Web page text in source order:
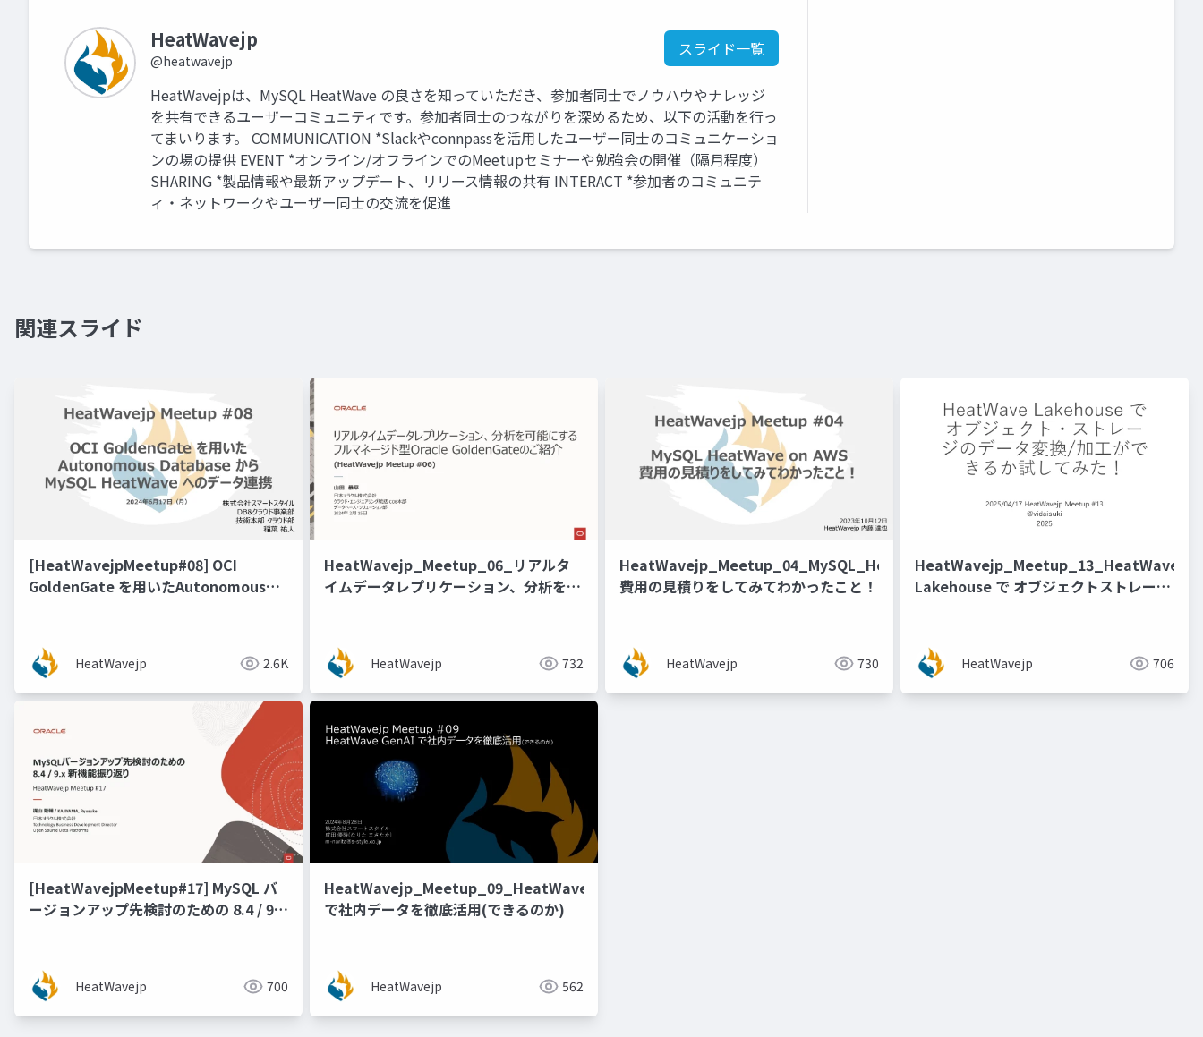
HeatWavejp
@heatwavejp
スライド一覧
HeatWavejpは、MySQL HeatWave の良さを知っていただき、参加者同士でノウハウやナレッジ
を共有できるユーザーコミュニティです。参加者同士のつながりを深めるため、以下の活動を行っ
てまいります。 COMMUNICATION *Slackやconnpassを活用したユーザー同士のコミュニケーショ
ンの場の提供 EVENT *オンライン/オフラインでのMeetupセミナーや勉強会の開催（隔月程度）
SHARING *製品情報や最新アップデート、リリース情報の共有 INTERACT *参加者のコミュニテ
ィ・ネットワークやユーザー同士の交流を促進
関連スライド
[HeatWavejpMeetup#08] OCI
GoldenGate を用いたAutonomous
スタイル）]
HeatWavejp 2.6K
HeatWavejp_Meetup_06_リアルタ
イムデータレプリケーション、分析を可
HeatWavejp 732
HeatWavejp_Meetup_04_MySQL_HeatWave_on_AWS_
費用の見積りをしてみてわかったこと！
HeatWavejp 730
HeatWavejp_Meetup_13_HeatWave
Lakehouse で オブジェクトストレージ
HeatWavejp 706
[HeatWavejpMeetup#17] MySQL バ
ージョンアップ先検討のための 8.4 / 9.x
HeatWavejp 700
HeatWavejp_Meetup_09_HeatWaveGenAI
で社内データを徹底活用(できるのか)
HeatWavejp 562